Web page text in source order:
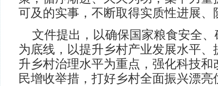
可及的实事，不断取得实质性进展、
文件提出，以确保国家粮食安全
为底线，以提升乡村产业发展水平
升乡村治理水平为重点，强化科技
民增收举措，打好乡村全面振兴漂